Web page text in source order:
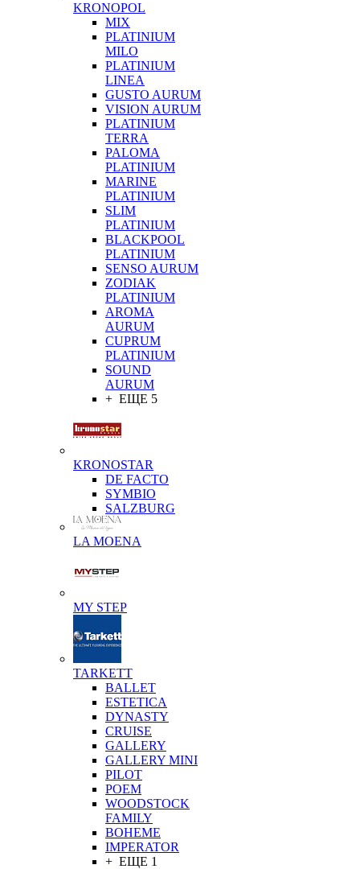
KRONOPOL
MIX
PLATINIUM
MILO
PLATINIUM
LINEA
GUSTO AURUM
VISION AURUM
PLATINIUM
TERRA
PALOMA
PLATINIUM
MARINE
PLATINIUM
SLIM
PLATINIUM
BLACKPOOL
PLATINIUM
SENSO AURUM
ZODIAK
PLATINIUM
AROMA
AURUM
CUPRUM
PLATINIUM
SOUND
AURUM
+ ЕЩЕ 5
KRONOSTAR
DE FACTO
SYMBIO
SALZBURG
LA MOENA
MY STEP
TARKETT
BALLET
ESTETICA
DYNASTY
CRUISE
GALLERY
GALLERY MINI
PILOT
POEM
WOODSTOCK
FAMILY
BOHEME
IMPERATOR
+ ЕЩЕ 1